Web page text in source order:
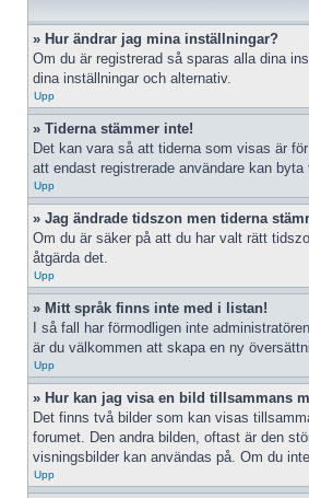
» Hur ändrar jag mina inställningar?
Om du är registrerad så sparas alla dina
dina inställningar och alternativ.
Upp
» Tiderna stämmer inte!
Det kan vara så att tiderna som visas är
att endast registrerade användare kan
Upp
» Jag ändrade tidszon men tiderna
Om du är säker på att du har valt rätt
åtgärda det.
Upp
» Mitt språk finns inte med i listan!
I så fall har förmodligen inte
är du välkommen att skapa en ny
Upp
» Hur kan jag visa en bild tillsammans
Det finns två bilder som kan visas
forumet. Den andra bilden, oftast är den
visningsbilder kan användas på. Om du
Upp